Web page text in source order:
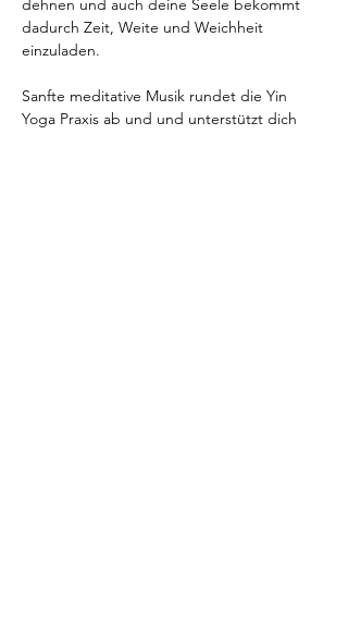
dehnen und auch deine Seele bekommt
dadurch Zeit, Weite und Weichheit
einzuladen.
Sanfte meditative Musik rundet die Yin
Yoga Praxis ab und und unterstützt dich